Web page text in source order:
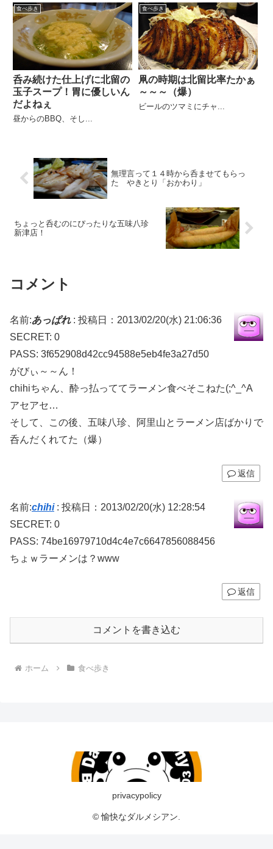
食べ歩き
呑み続けた仕上げに北留の
玉子スープ！胃に優しいん
だよねぇ
昼からのBBQ、そし...
食べ歩き
凧の時期は北留比率たかぁ
～～～（爆）
ビールのツマミにチャ...
無理言って１４時から呑ませてもらっ
た やきとり「おかわり」
ちょっと呑むのにぴったりな五味八珍
新津店！
コメント
名前:あっぱれ: 投稿日：2013/02/20(水) 21:06:36
SECRET: 0
PASS: 3f652908d42cc94588e5eb4fe3a27d50
がびぃ～～ん！
chihiちゃん、酔っ払っててラーメン食べそこねた(;^_^A
アセアセ…
そして、この後、五味八珍、阿里山とラーメン店ばかりで
呑んだくれてた（爆）
返信
名前:chihi: 投稿日：2013/02/20(水) 12:28:54
SECRET: 0
PASS: 74be16979710d4c4e7c6647856088456
ちょｗラーメンは？www
返信
コメントを書き込む
ホーム 食べ歩き
privacypolicy
© 愉快なダルメシアン.